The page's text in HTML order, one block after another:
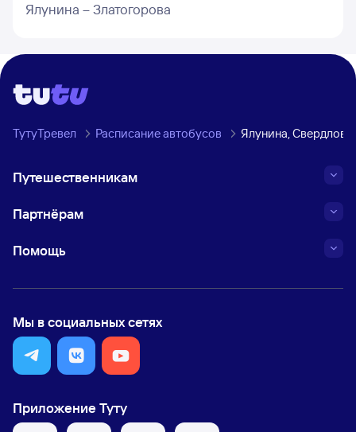
Ялунина – Златогорова
ТутуТревел Расписание автобусов Ялунина,
Путешественникам
Партнёрам
Помощь
Мы в социальных сетях
Приложение Туту